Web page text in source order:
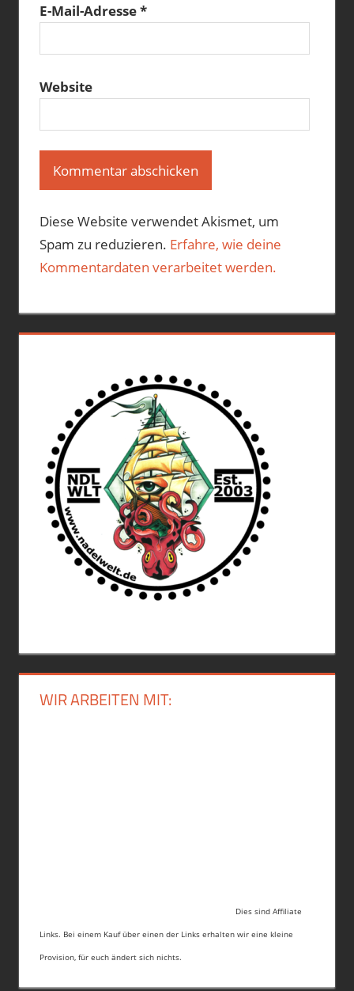
E-Mail-Adresse*
Website
Diese Website verwendet Akismet, um
Spam zu reduzieren. Erfahre, wie deine
Kommentardaten verarbeitet werden.
WIR ARBEITEN MIT:
Dies sind Affiliate
Links. Bei einem Kauf über einen der Links erhalten wir eine kleine
Provision, für euch ändert sich nichts.